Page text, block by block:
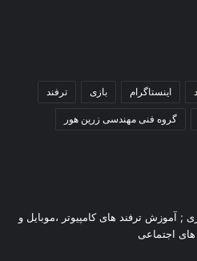
اینستاگرام بازی ترفند
گروه فنی مهندسی زرین هور
; آموزش ترفند های کامپیوتر ،موبایل و
اجتماعی